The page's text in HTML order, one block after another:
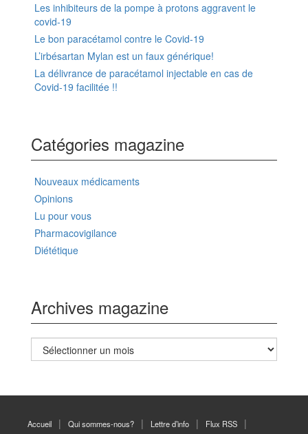
Les inhibiteurs de la pompe à protons aggravent le
covid-19
Le bon paracétamol contre le Covid-19
L’irbésartan Mylan est un faux générique!
La délivrance de paracétamol injectable en cas de
Covid-19 facilitée !!
Catégories magazine
Nouveaux médicaments
Opinions
Lu pour vous
Pharmacovigilance
Diététique
Archives magazine
Archives
magazine
Accueil Qui sommes-nous? Lettre d’info Flux RSS